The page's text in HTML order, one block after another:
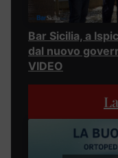
Bar Sicilia, a
dal nuovo
VIDEO